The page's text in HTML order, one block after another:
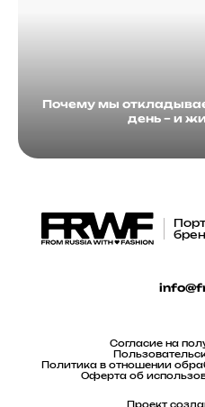
Почему мы
день – и
Согласие на
Политика в отношении
Оферта об
Проект